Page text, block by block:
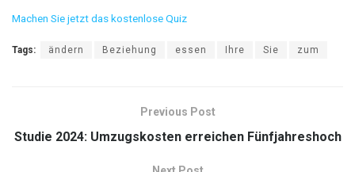
Machen Sie jetzt das kostenlose Quiz
Tags: ändern Beziehung essen Ihre Sie zum
Previous Post
Studie 2024: Umzugskosten erreichen Fünfjahreshoch